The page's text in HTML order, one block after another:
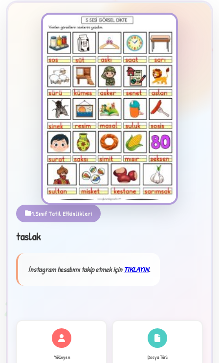
2
✦
1.Sınıf Tatil Etkinlikleri
taslak
İnstagram hesabımı takip etmek içinTIKLAYIN.
Yükleyen Dosya Türü
★